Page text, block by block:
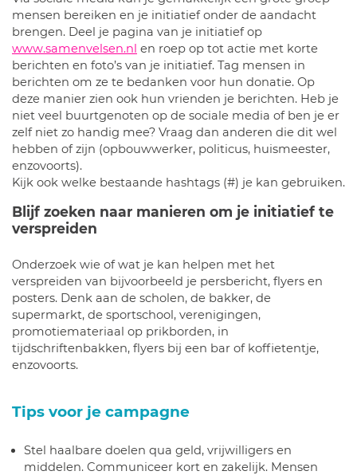
mensen bereiken en je initiatief onder de aandacht
brengen. Deel je pagina van je initiatief op
www.samenvelsen.nl en roep op tot actie met korte
berichten en foto’s van je initiatief. Tag mensen in
berichten om ze te bedanken voor hun donatie. Op
deze manier zien ook hun vrienden je berichten. Heb je
niet veel buurtgenoten op de sociale media of ben je er
zelf niet zo handig mee? Vraag dan anderen die dit wel
hebben of zijn (opbouwwerker, politicus, huismeester,
enzovoorts).
Kijk ook welke bestaande hashtags (#) je kan gebruiken.
Blijf zoeken naar manieren om je initiatief te
verspreiden
Onderzoek wie of wat je kan helpen met het
verspreiden van bijvoorbeeld je persbericht, flyers en
posters. Denk aan de scholen, de bakker, de
supermarkt, de sportschool, verenigingen,
promotiemateriaal op prikborden, in
tijdschriftenbakken, flyers bij een bar of koffietentje,
enzovoorts.
Tips voor je campagne
Stel haalbare doelen qua geld, vrijwilligers en
middelen. Communiceer kort en zakelijk. Mensen